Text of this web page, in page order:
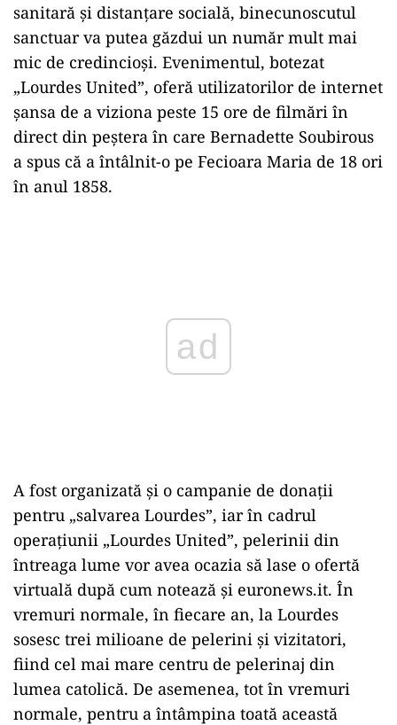
sanitară și distanțare socială, binecunoscutul
sanctuar va putea găzdui un număr mult mai
mic de credincioși. Evenimentul, botezat
„Lourdes United”, oferă utilizatorilor de internet
șansa de a viziona peste 15 ore de filmări în
direct din peștera în care Bernadette Soubirous
a spus că a întâlnit-o pe Fecioara Maria de 18 ori
în anul 1858.
A fost organizată și o campanie de donații
pentru „salvarea Lourdes”, iar în cadrul
operațiunii „Lourdes United”, pelerinii din
întreaga lume vor avea ocazia să lase o ofertă
virtuală după cum notează și euronews.it. În
vremuri normale, în fiecare an, la Lourdes
sosesc trei milioane de pelerini și vizitatori,
fiind cel mai mare centru de pelerinaj din
lumea catolică. De asemenea, tot în vremuri
normale, pentru a întâmpina toată această